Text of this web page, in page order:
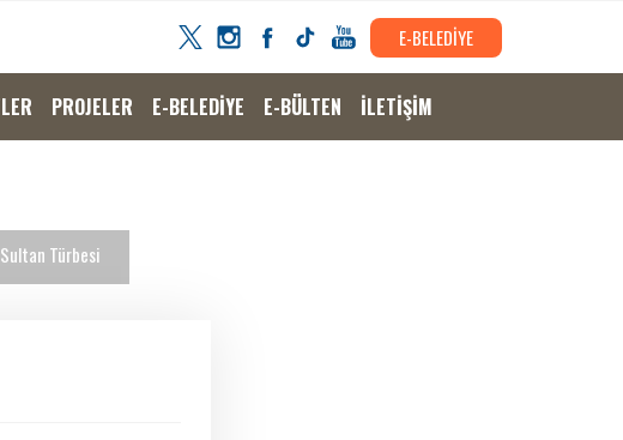
E-BELEDİYE
PROJELER E-BELEDİYE E-BÜLTEN İLETİŞİM
Türbesi